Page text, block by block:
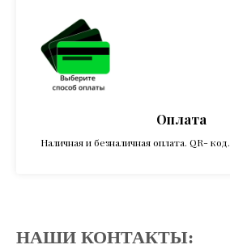
Оплата
Наличная и безналичная оплата. QR- код.
НАШИ КОНТАКТЫ: